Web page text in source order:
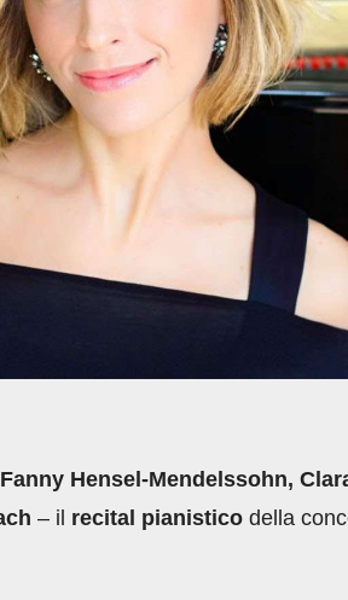
Fanny Hensel-Mendelssohn,
– il recital pianistico della